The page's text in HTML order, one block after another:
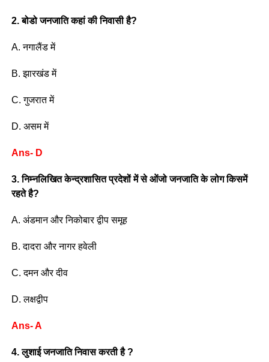
2. बोडो जनजाति कहां की निवासी है?
A. नगालैंड में
B. झारखंड में
C. गुजरात में
D. असम में
Ans- D
3. निम्नलिखित केन्द्रशासित प्रदेशों में से ओंजो जनजाति के लोग किसमें
रहते है?
A. अंडमान और निकोबार द्वीप समूह
B. दादरा और नागर हवेली
C. दमन और दीव
D. लक्षद्वीप
Ans- A
4. लुशाई जनजाति निवास करती है ?